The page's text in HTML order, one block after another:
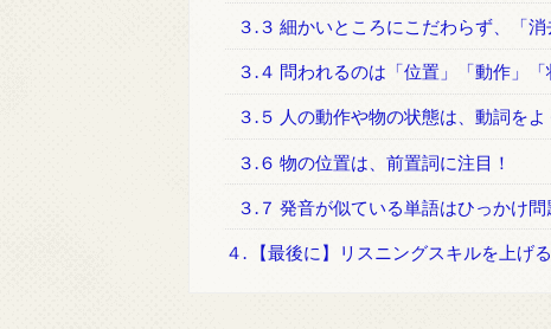
３.３ 細かいところにこだわらず、「
３.４ 問われるのは「位置」「動作」「
３.５ 人の動作や物の状態は、動詞をよ
３.６ 物の位置は、前置詞に注目！
３.７ 発音が似ている単語はひっかけ問
４. 【最後に】リスニングスキルを上げ